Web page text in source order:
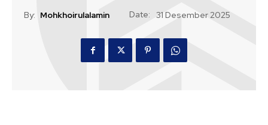
By: Mohkhoirulalamin Date: 31 Desember 2025